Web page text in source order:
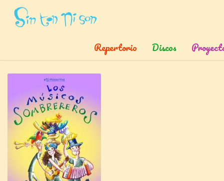
Repertorio Discos
Inicio » Discos » Los Musicos Sombrereros
Los Músicos Sombrereros